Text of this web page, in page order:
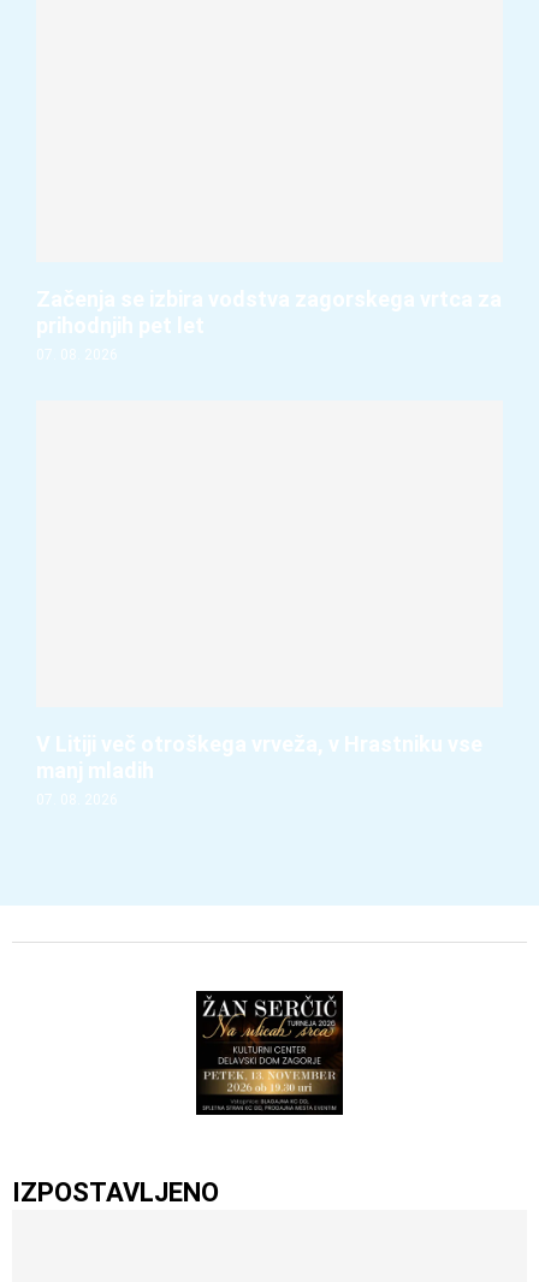
Začenja se izbira vodstva zagorskega vrtca za
prihodnjih pet let
07. 08. 2026
V Litiji več otroškega vrveža, v Hrastniku vse
manj mladih
07. 08. 2026
IZPOSTAVLJENO